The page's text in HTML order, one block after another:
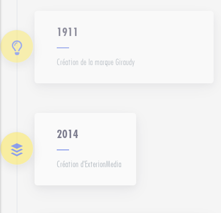
1911
Création de la marque Giraudy
2014
Création d'ExterionMedia